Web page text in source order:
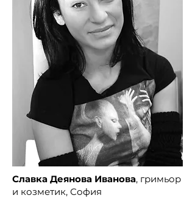
Славка Деянова Иванова, гримьор
и козметик, София